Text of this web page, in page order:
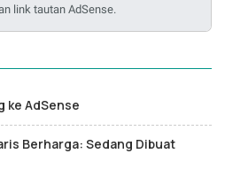
link tautan AdSense.
ke AdSense
Berharga: Sedang Dibuat